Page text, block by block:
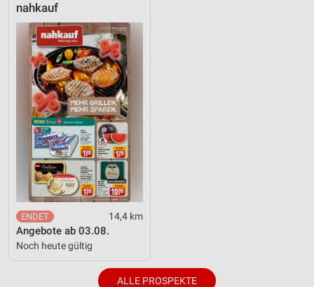
nahkauf
14,4 km
Angebote ab 03.08.
Noch heute gültig
ALLE PROSPEKTE